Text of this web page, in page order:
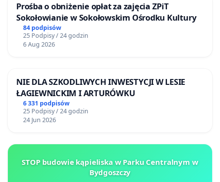
Prośba o obniżenie opłat za zajęcia ZPiT
Sokołowianie w Sokołowskim Ośrodku Kultury
84 podpisów
25 Podpisy / 24 godzin
6 Aug 2026
NIE DLA SZKODLIWYCH INWESTYCJI W LESIE
ŁAGIEWNICKIM I ARTURÓWKU
6 331 podpisów
25 Podpisy / 24 godzin
24 Jun 2026
STOP budowie kąpieliska w Parku Centralnym w
Bydgoszczy